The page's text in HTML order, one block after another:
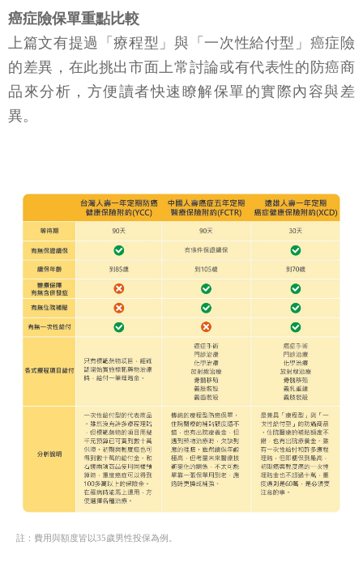
癌症險保單重點比較
上篇文有提過「療程型」與「一次性給付型」癌症險
的差異，在此挑出市面上常討論或有代表性的防癌商
品來分析，方便讀者快速瞭解保單的實際內容與差
異。
註：費用與額度皆以35歲男性投保為例。